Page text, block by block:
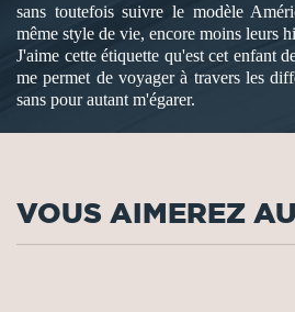
sans toutefois suivre le modèle
même style de vie, encore moins leurs
J'aime cette étiquette qu'est cet enfant
me permet de voyager à travers les
sans pour autant m'égarer.
VOUS AIMEREZ